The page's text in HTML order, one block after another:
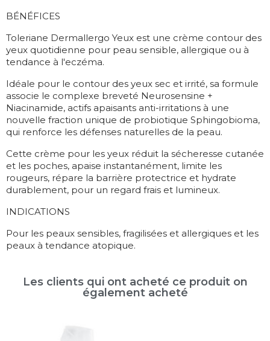
BÉNÉFICES
Toleriane Dermallergo Yeux est une crème contour des
yeux quotidienne pour peau sensible, allergique ou à
tendance à l'eczéma.
Idéale pour le contour des yeux sec et irrité, sa formule
associe le complexe breveté Neurosensine +
Niacinamide, actifs apaisants anti-irritations à une
nouvelle fraction unique de probiotique Sphingobioma,
qui renforce les défenses naturelles de la peau.
Cette crème pour les yeux réduit la sécheresse cutanée
et les poches, apaise instantanément, limite les
rougeurs, répare la barrière protectrice et hydrate
durablement, pour un regard frais et lumineux.
INDICATIONS
Pour les peaux sensibles, fragilisées et allergiques et les
peaux à tendance atopique.
Les clients qui ont acheté ce produit on
également acheté